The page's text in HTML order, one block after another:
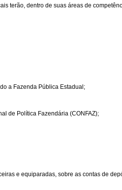
terão, dentro de suas áreas de
a Fazenda Pública Estadual;
de Política Fazendária (CONFAZ);
e equiparadas, sobre as contas de